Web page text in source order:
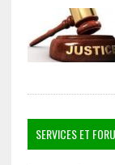
SERVICES ET